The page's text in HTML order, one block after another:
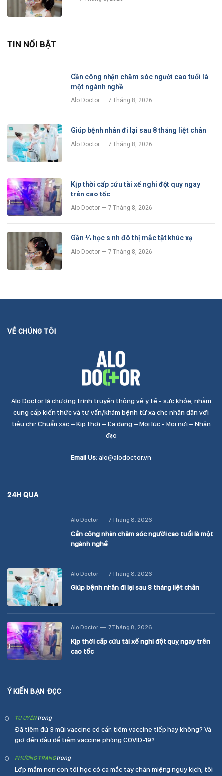
TIN NỔI BẬT
Cần công nhận chăm sóc người cao tuổi là
một ngành nghề
Alo Doctor 7 Tháng 8, 2026
Giúp bệnh nhân đi lại sau 8 tháng liệt chân
Alo Doctor 7 Tháng 8, 2026
Kịp thời cấp cứu tài xế nghi đột quỵ ngay
trên cao tốc
Alo Doctor 7 Tháng 8, 2026
Gần ⅓ học sinh đô thị mắc tật khúc xạ
Alo Doctor 7 Tháng 8, 2026
VỀ CHÚNG TÔI
Alo Doctor là chương trình truyền thông về y tế - sức khỏe, nhằm
cung cấp kiến thức và tư vấn/khám bệnh từ xa cho nhân dân với
tiêu chí: Chuẩn xác – Kịp thời – Đa dạng – Mọi lúc - Mọi nơi – Nhân
đạo
Email Us:alo@alodoctor.vn
24H QUA
Alo Doctor 7 Tháng 8, 2026
Cần công nhận chăm sóc người cao tuổi là một
ngành nghề
Alo Doctor 7 Tháng 8, 2026
Giúp bệnh nhân đi lại sau 8 tháng liệt chân
Alo Doctor 7 Tháng 8, 2026
Kịp thời cấp cứu tài xế nghi đột quỵ ngay trên
cao tốc
Ý KIẾN BẠN ĐỌC
TU UYÊNtrong
Đã tiêm đủ 3 mũi vaccine có cần tiêm vaccine tiếp hay không? Và
giờ đến đâu để tiêm vaccine phòng COVID-19?
PHƯƠNG TRANGtrong
Lớp mầm non con tôi học có ca mắc tay chân miệng nguy kịch, tôi